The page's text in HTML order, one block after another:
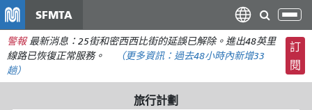
主
要
容
SFMTA
切
換
導
航
警報 最新消息：25街和密西西比街的延誤已解除。進出48英里
線路已恢復正常服務。
（更多資訊： 過去48小時內新增33
趟）
訂
閱
旅行計劃